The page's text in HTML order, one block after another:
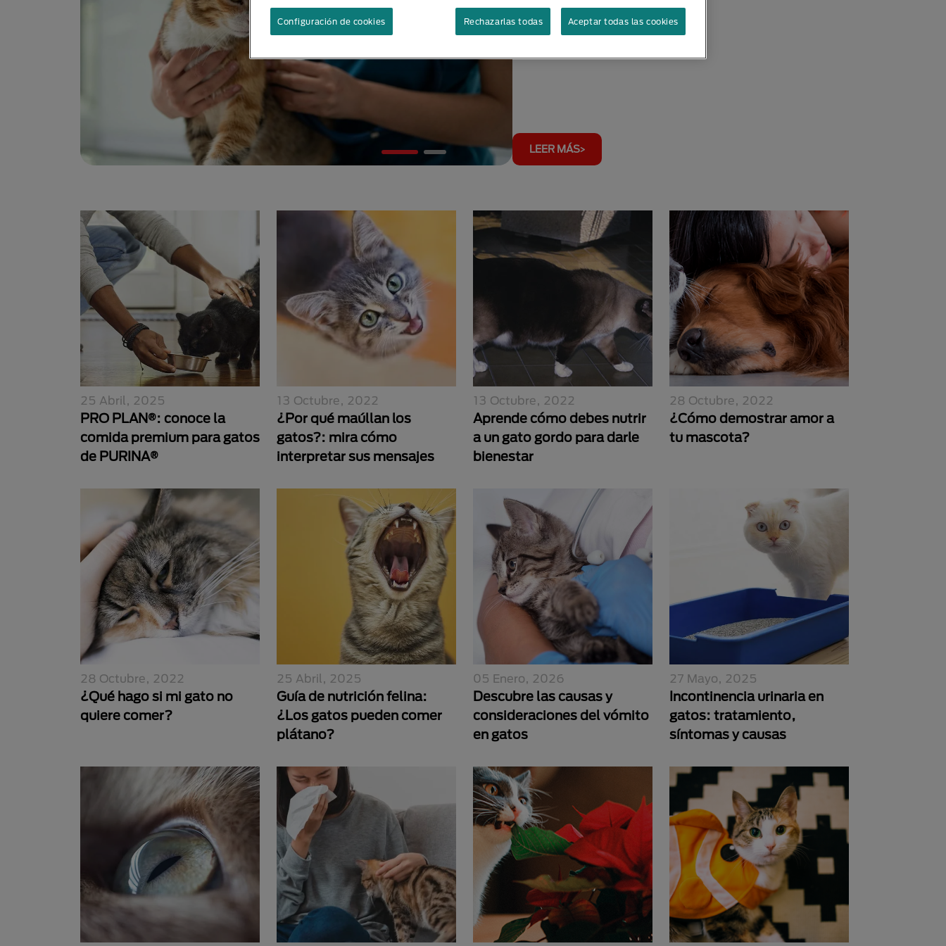
Cuidado Y Bienestar
LEER MÁS
25 Abril, 2025
PRO PLAN®: conoce la
comida premium para gatos
de PURINA®
13 Octubre, 2022
¿Por qué maúllan los
gatos?: mira cómo
interpretar sus mensajes
13 Octubre, 2022
Aprende cómo debes nutrir
a un gato gordo para darle
bienestar
28 Octubre, 2022
¿Cómo demostrar amor a
tu mascota?
28 Octubre, 2022
¿Qué hago si mi gato no
quiere comer?
25 Abril, 2025
Guía de nutrición felina:
¿Los gatos pueden comer
plátano?
05 Enero, 2026
Descubre las causas y
consideraciones del vómito
en gatos
27 Mayo, 2025
Incontinencia urinaria en
gatos: tratamiento,
síntomas y causas
Rechazarlas todas Aceptar todas las cookies
Configuración de cookies